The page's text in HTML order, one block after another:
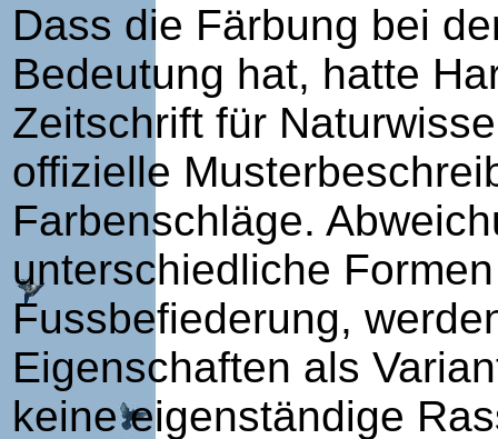
Dass die Färbung bei
Bedeutung hat, hatte
Zeitschrift für
offizielle
Farbenschläge.
unterschiedliche
Fussbefiederung,
Eigenschaften als
keine eigenständige